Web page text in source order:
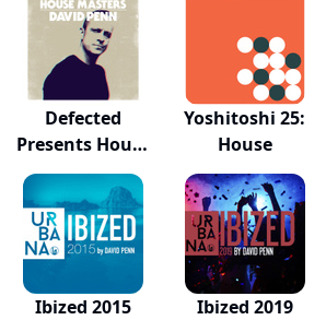
Defected
Presents House
Maste...
Yoshitoshi 25:
House
Ibized 2015 Ibized 2019